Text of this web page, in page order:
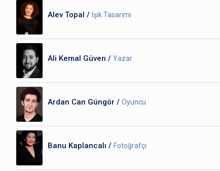
Alev Topal / Işık Tasarımı
Ali Kemal Güven / Yazar
Ardan Can Güngör / Oyuncu
Banu Kaplancalı / Fotoğrafçı